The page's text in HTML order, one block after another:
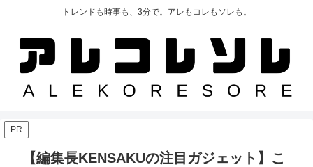
トレンドも時事も、3分で。アレもコレもソレも。
PR
【編集長KENSAKUの注目ガジェット】こ